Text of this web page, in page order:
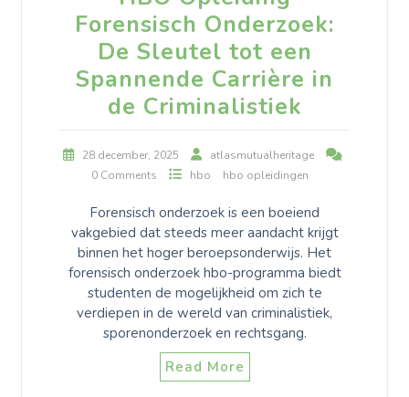
Forensisch Onderzoek:
De Sleutel tot een
Spannende Carrière in
de Criminalistiek
28 december, 2025
atlasmutualheritage
0 Comments
hbo hbo opleidingen
Forensisch onderzoek is een boeiend
vakgebied dat steeds meer aandacht krijgt
binnen het hoger beroepsonderwijs. Het
forensisch onderzoek hbo-programma biedt
studenten de mogelijkheid om zich te
verdiepen in de wereld van criminalistiek,
sporenonderzoek en rechtsgang.
Read More